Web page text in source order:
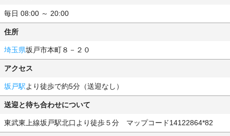
毎日 08:00 ～ 20:00
住所
埼玉県坂戸市本町８－２０
アクセス
坂戸駅より徒歩で約5分（送迎なし）
送迎と待ち合わせについて
東武東上線坂戸駅北口より徒歩５分 マップコード14122864*82